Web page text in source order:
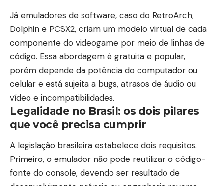
Já emuladores de software, caso do RetroArch,
Dolphin e PCSX2, criam um modelo virtual de cada
componente do videogame por meio de linhas de
código. Essa abordagem é gratuita e popular,
porém depende da potência do computador ou
celular e está sujeita a bugs, atrasos de áudio ou
vídeo e incompatibilidades.
Legalidade no Brasil: os dois pilares
que você precisa cumprir
A legislação brasileira estabelece dois requisitos.
Primeiro, o emulador não pode reutilizar o código-
fonte do console, devendo ser resultado de